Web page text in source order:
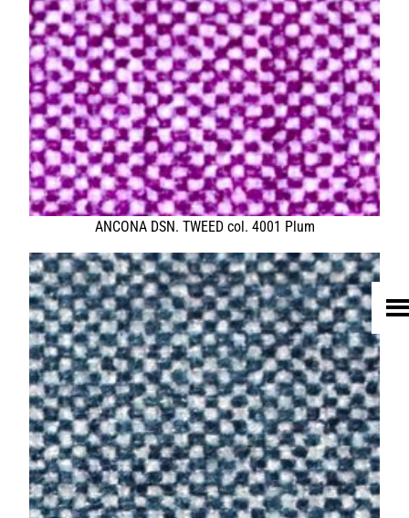
UNTERNEHMEN
LEDER
FELL
TEXTIL
ECO FRIENDLY
SHOP PELLEBELLE
PRODUKTE
DIENSTLEISTUNGEN
KNOW HOW